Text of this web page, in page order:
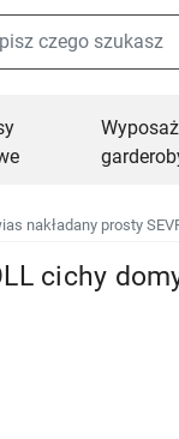
nakładany prosty
cichy